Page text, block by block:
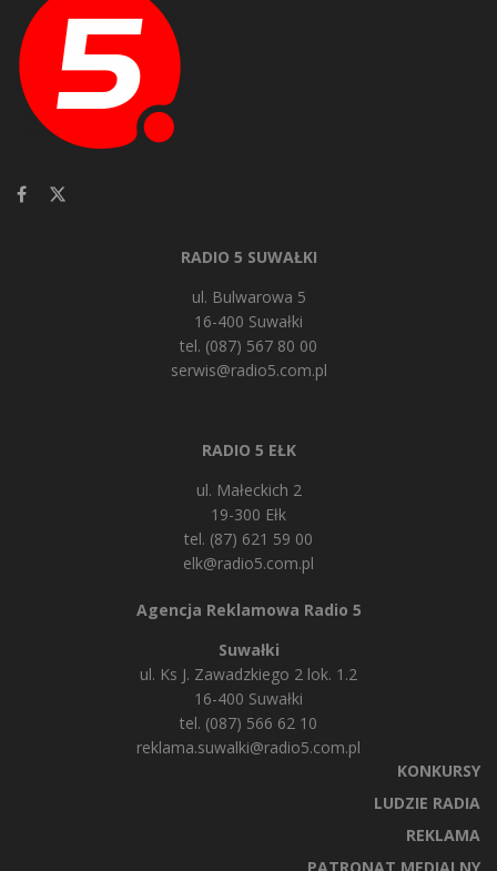
RADIO 5 SUWAŁKI
ul. Bulwarowa 5
16-400 Suwałki
tel. (087) 567 80 00
serwis@radio5.com.pl
RADIO 5 EŁK
ul. Małeckich 2
19-300 Ełk
tel. (87) 621 59 00
elk@radio5.com.pl
Agencja Reklamowa Radio 5
Suwałki
ul. Ks J. Zawadzkiego 2 lok. 1.2
16-400 Suwałki
tel. (087) 566 62 10
reklama.suwalki@radio5.com.pl
KONKURSY
LUDZIE RADIA
REKLAMA